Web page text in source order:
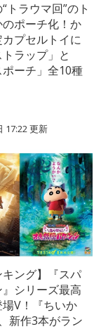
トラウマ回”のト
のポーチ化！か
プセルトイに
トラップ」と
ポーチ」全10種
17:22更新
キング】『スパ
シリーズ最高
V！『ちいか
新作3本がラン